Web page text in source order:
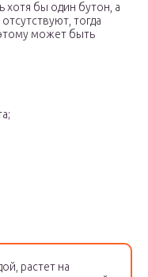
бы один бутон, а
тогда
может быть
растет на